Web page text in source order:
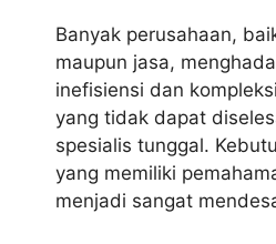
Banyak perusahaan,
maupun jasa,
inefisiensi dan
yang tidak dapat
spesialis tunggal.
yang memiliki
menjadi sangat